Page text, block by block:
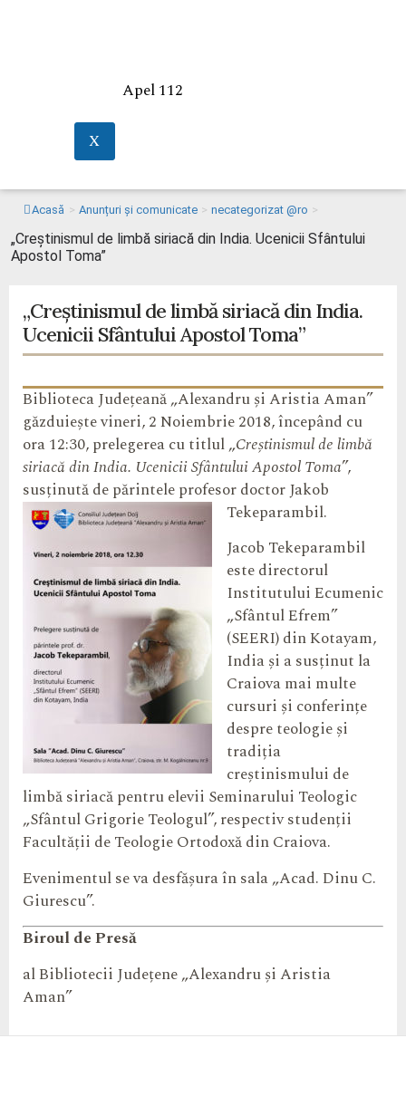
Apel 112
X
Acasă > Anunțuri și comunicate > necategorizat @ro >
„Creștinismul de limbă siriacă din India. Ucenicii Sfântului
Apostol Toma”
„Creștinismul de limbă siriacă din India.
Ucenicii Sfântului Apostol Toma”
Biblioteca Județeană „Alexandru și Aristia Aman”
găzduiește vineri, 2 Noiembrie 2018, începând cu
ora 12:30, prelegerea cu titlul „Creștinismul de limbă
siriacă din India. Ucenicii Sfântului Apostol Toma”,
susținută de părintele profesor doctor Jakob
Tekeparambil.
Jacob Tekeparambil
este directorul
Institutului Ecumenic
„Sfântul Efrem”
(SEERI) din Kotayam,
India și a susținut la
Craiova mai multe
cursuri și conferințe
despre teologie și
tradiția
creștinismului de
limbă siriacă pentru elevii Seminarului Teologic
„Sfântul Grigorie Teologul”, respectiv studenții
Facultății de Teologie Ortodoxă din Craiova.
Evenimentul se va desfășura în sala „Acad. Dinu C.
Giurescu”.
Biroul de Presă
al Bibliotecii Județene „Alexandru și Aristia
Aman”